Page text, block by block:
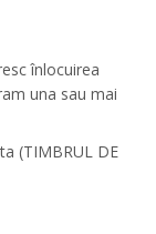
înlocuirea
una sau mai
(TIMBRUL DE